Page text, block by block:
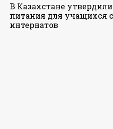
В Казахстане
питания для учащихся
интернатов